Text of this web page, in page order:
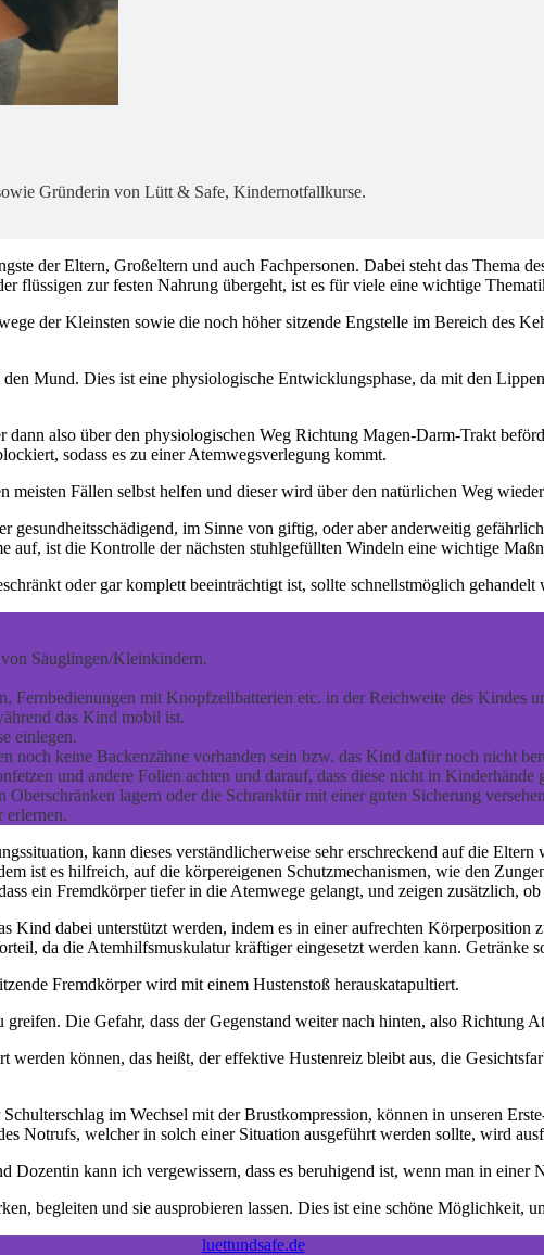
Gründerin von Lütt & Safe, Kindernotfallkurse.
der Eltern, Großeltern und auch Fachpersonen. Dabei steht das Thema
flüssigen zur festen Nahrung übergeht, ist es für viele eine wichtige
der Kleinsten sowie die noch höher sitzende Engstelle im Bereich des
den Mund. Dies ist eine physiologische Entwicklungsphase, da mit den
also über den physiologischen Weg Richtung Magen-Darm-Trakt
sodass es zu einer Atemwegsverlegung kommt.
Fällen selbst helfen und dieser wird über den natürlichen Weg
gesundheitsschädigend, im Sinne von giftig, oder aber anderweitig
auf, ist die Kontrolle der nächsten stuhlgefüllten Windeln eine wichtige
oder gar komplett beeinträchtigt ist, sollte schnellstmöglich gehandelt
Säuglingen/Kleinkindern.
Fernbedienungen mit Knopfzellbatterien etc. in der Reichweite des Kindes
das Kind mobil ist.
einlegen.
keine Backenzähne vorhanden sein bzw. das Kind dafür noch nicht
und andere Folien achten und darauf, dass diese nicht in Kinderhände
lagern oder die Schranktür mit einer guten Sicherung
kann dieses verständlicherweise sehr erschreckend auf die
ist es hilfreich, auf die körpereigenen Schutzmechanismen, wie den
ein Fremdkörper tiefer in die Atemwege gelangt, und zeigen zusätzlich,
Kind dabei unterstützt werden, indem es in einer aufrechten
da die Atemhilfsmuskulatur kräftiger eingesetzt werden kann. Getränke
Fremdkörper wird mit einem Hustenstoß herauskatapultiert.
Die Gefahr, dass der Gegenstand weiter nach hinten, also Richtung
können, das heißt, der effektive Hustenreiz bleibt aus, die
im Wechsel mit der Brustkompression, können in unseren
Notrufs, welcher in solch einer Situation ausgeführt werden sollte, wird
kann ich vergewissern, dass es beruhigend ist, wenn man in einer
begleiten und sie ausprobieren lassen. Dies ist eine schöne Möglichkeit,
luettundsafe.de